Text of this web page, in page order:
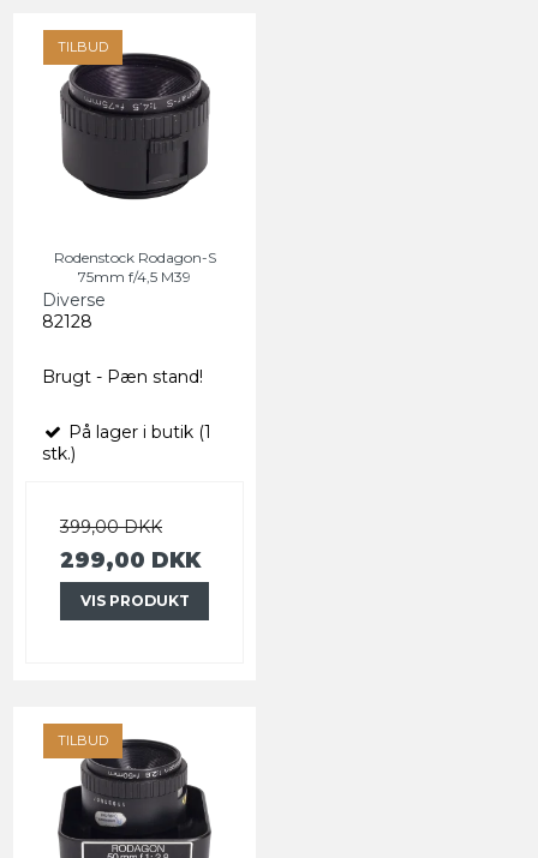
TILBUD
Rodenstock Rodagon-S
75mm f/4,5 M39
Diverse
82128
Brugt - Pæn stand!
På lager i butik (1
stk.)
399,00 DKK
299,00 DKK
VIS PRODUKT
TILBUD